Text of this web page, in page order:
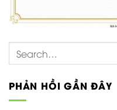
PHẢN HỒI GẦN ĐÂY